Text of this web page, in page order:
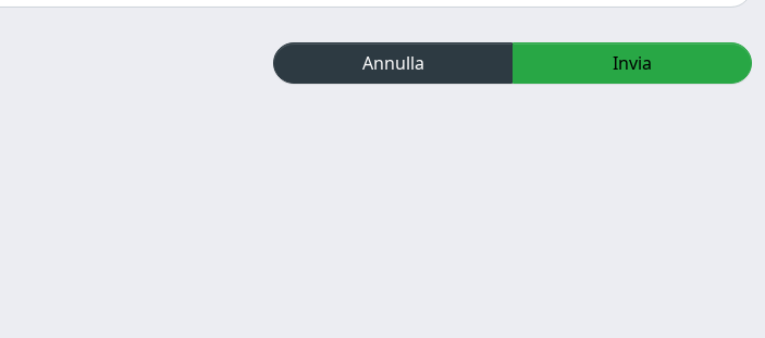
Annulla Invia